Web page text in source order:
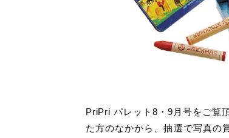
PriPri パレット8・9月号をご覧
た方のなかから、抽選で写真の